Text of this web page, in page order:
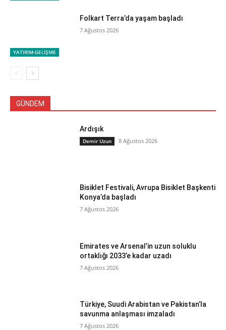
YATIRIM-GELİŞME
Folkart Terra’da yaşam başladı
7 Ağustos 2026
GÜNDEM
Ardışık
Demir Uzun 8 Ağustos 2026
Bisiklet Festivali, Avrupa Bisiklet Başkenti
Konya’da başladı
7 Ağustos 2026
Emirates ve Arsenal’in uzun soluklu
ortaklığı 2033’e kadar uzadı
7 Ağustos 2026
Türkiye, Suudi Arabistan ve Pakistan’la
savunma anlaşması imzaladı
7 Ağustos 2026